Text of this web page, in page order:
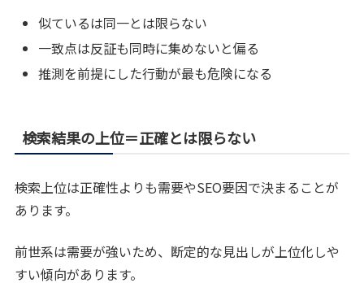
似ているは同一とは限らない
一致点は反証も同時に集めないと偏る
推測を前提にした行動が最も危険になる
検索結果の上位＝正確とは限らない
検索上位は正確性よりも需要やSEO要因で決まることが
あります。
前世系は需要が強いため、断定的な見出しが上位化しや
すい傾向があります。